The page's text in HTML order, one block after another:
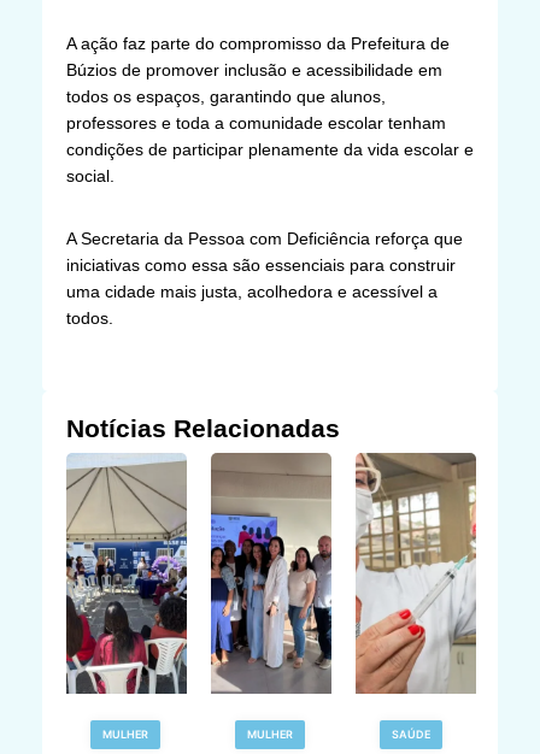
A ação faz parte do compromisso da Prefeitura de
Búzios de promover inclusão e acessibilidade em
todos os espaços, garantindo que alunos,
professores e toda a comunidade escolar tenham
condições de participar plenamente da vida escolar e
social.
A Secretaria da Pessoa com Deficiência reforça que
iniciativas como essa são essenciais para construir
uma cidade mais justa, acolhedora e acessível a
todos.
Notícias Relacionadas
MULHER MULHER SAÚDE